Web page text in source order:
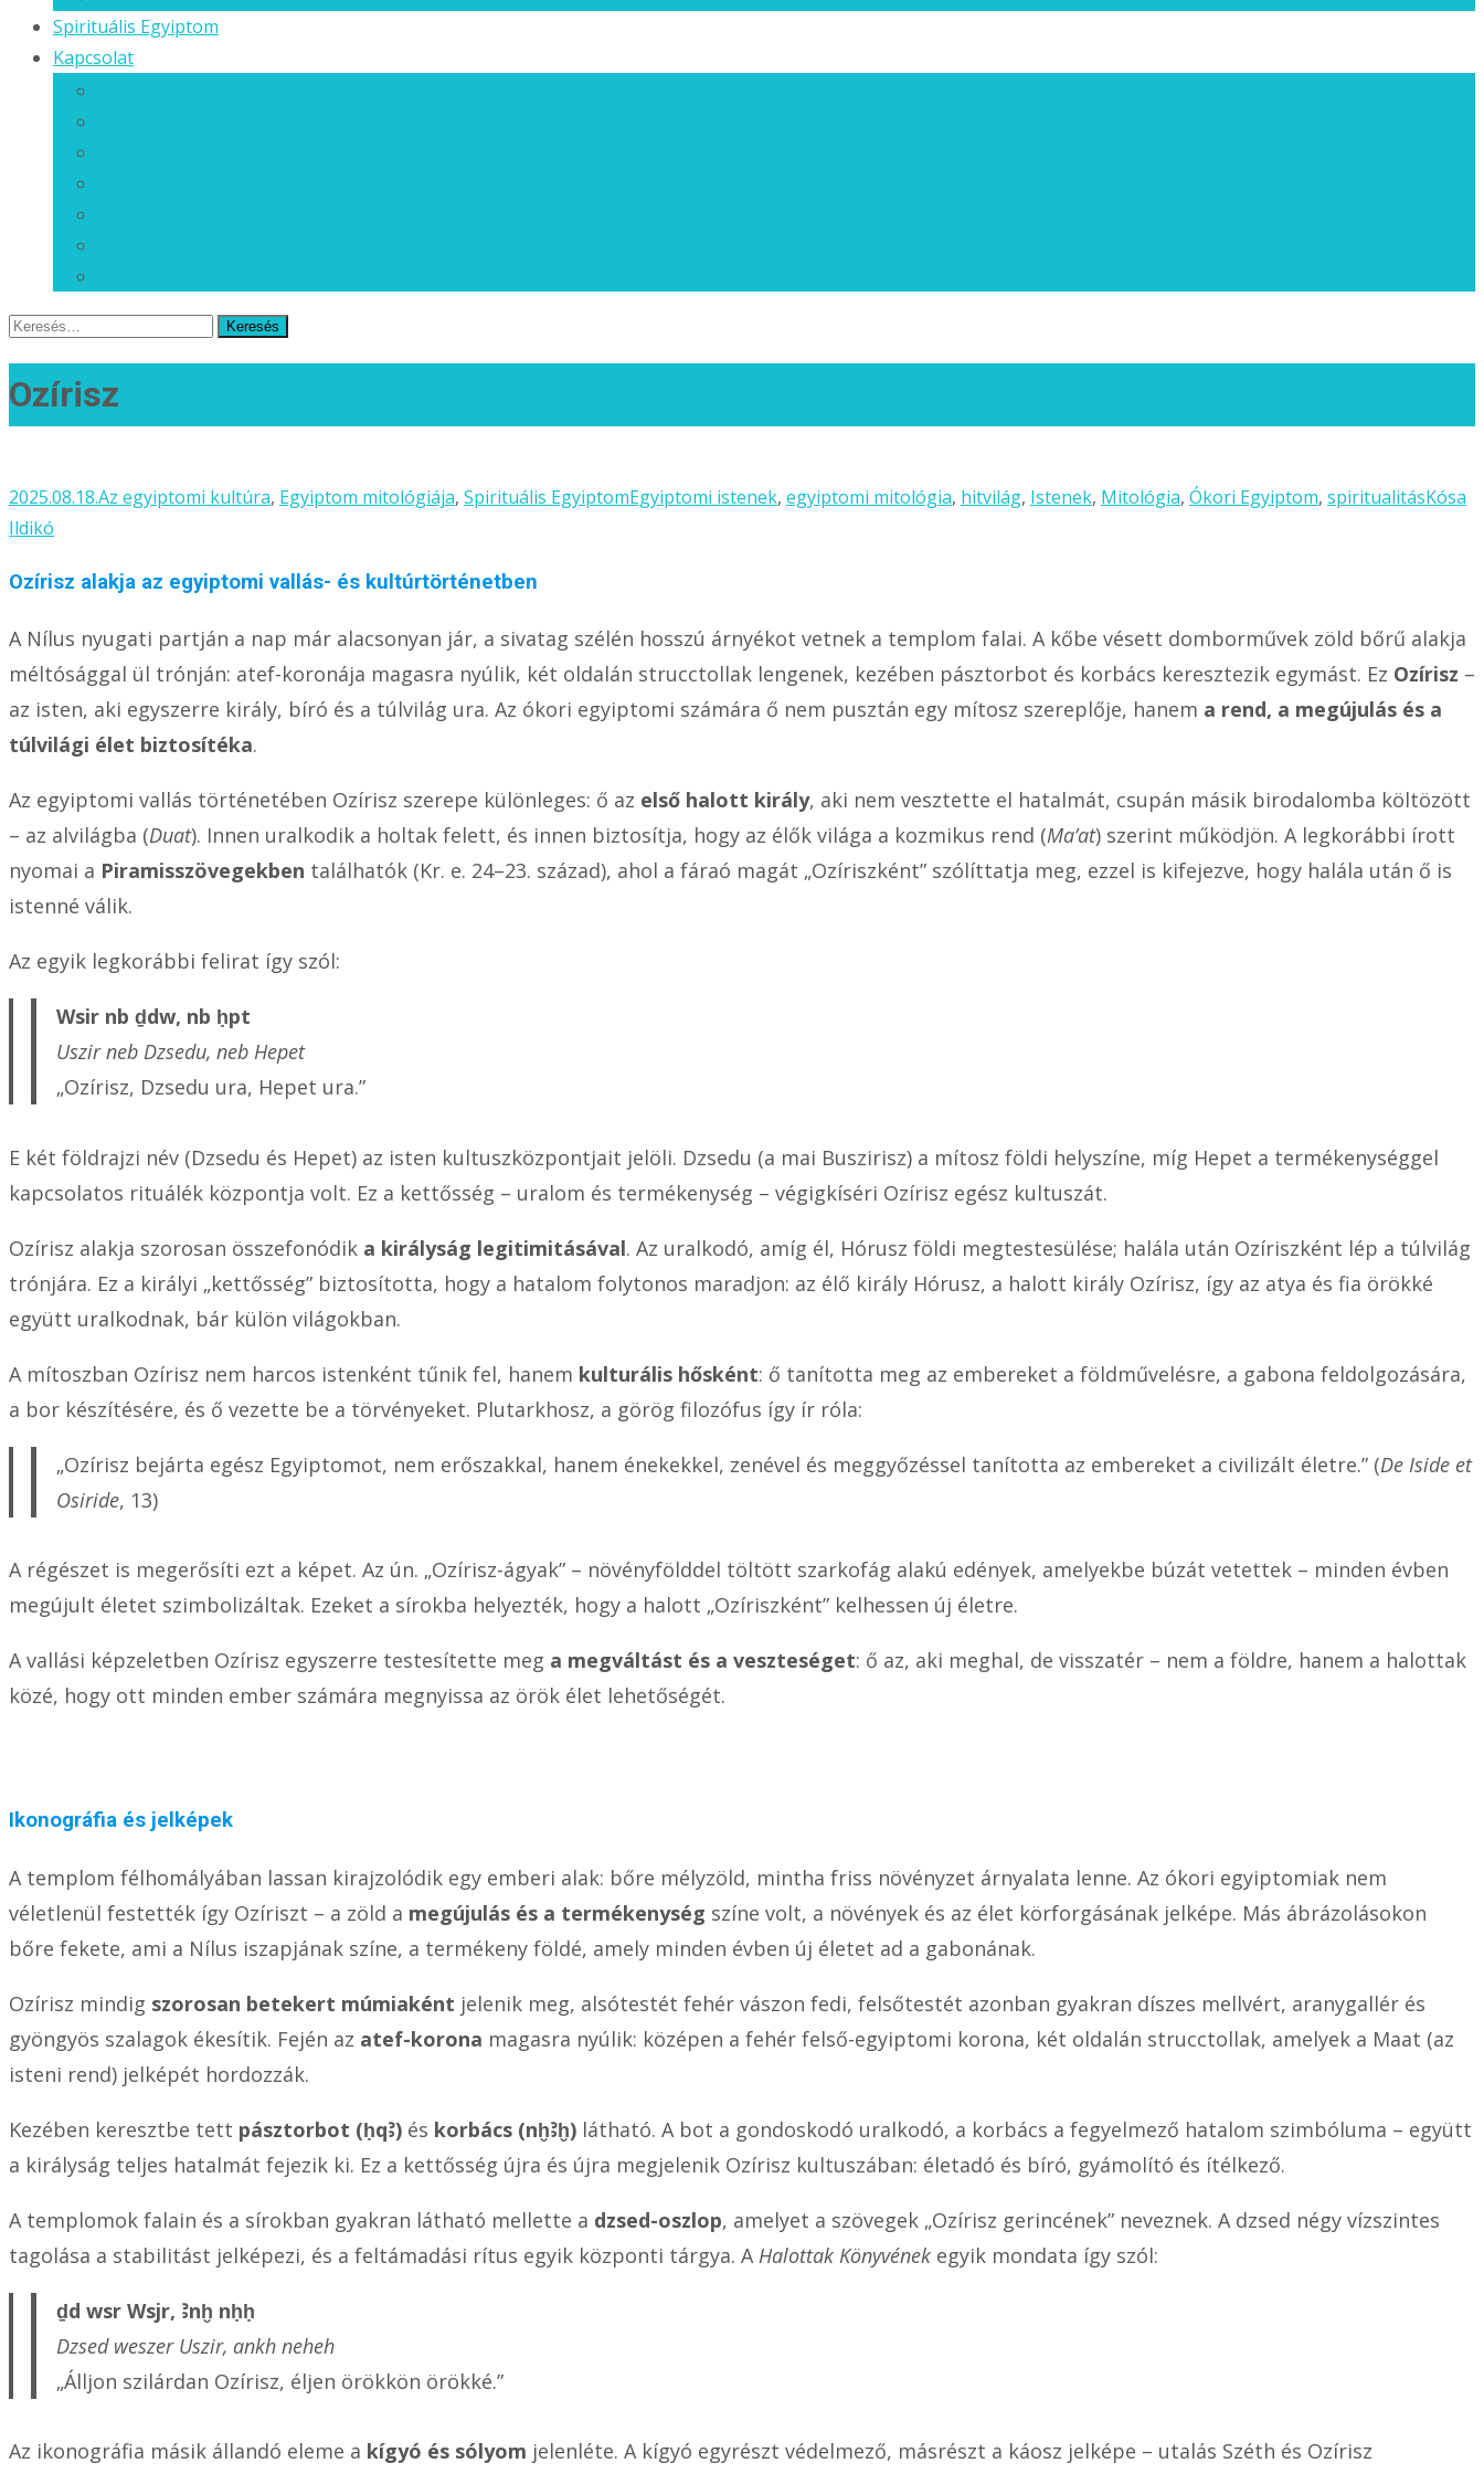
Spirituális Egyiptom
Kapcsolat
Keresés
Ozírisz
2025.08.18.Az egyiptomi kultúra, Egyiptom mitológiája, Spirituális EgyiptomEgyiptomi istenek, egyiptomi mitológia, hitvilág, Istenek, Mitológia, Ókori Egyiptom, spiritualitásKósa
Ildikó
Ozírisz alakja az egyiptomi vallás- és kultúrtörténetben
A Nílus nyugati partján a nap már alacsonyan jár, a sivatag szélén hosszú árnyékot vetnek a templom falai. A kőbe vésett domborművek zöld bőrű alakja
méltósággal ül trónján: atef-koronája magasra nyúlik, két oldalán strucctollak lengenek, kezében pásztorbot és korbács keresztezik egymást. Ez Ozírisz –
az isten, aki egyszerre király, bíró és a túlvilág ura. Az ókori egyiptomi számára ő nem pusztán egy mítosz szereplője, hanem a rend, a megújulás és a
túlvilági élet biztosítéka.
Az egyiptomi vallás történetében Ozírisz szerepe különleges: ő az első halott király, aki nem vesztette el hatalmát, csupán másik birodalomba költözött
– az alvilágba (Duat). Innen uralkodik a holtak felett, és innen biztosítja, hogy az élők világa a kozmikus rend (Ma’at) szerint működjön. A legkorábbi írott
nyomai a Piramisszövegekben találhatók (Kr. e. 24–23. század), ahol a fáraó magát „Ozíriszként” szólíttatja meg, ezzel is kifejezve, hogy halála után ő is
istenné válik.
Az egyik legkorábbi felirat így szól:
Wsir nb ḏdw, nb ḥpt
Uszir neb Dzsedu, neb Hepet
„Ozírisz, Dzsedu ura, Hepet ura.”
E két földrajzi név (Dzsedu és Hepet) az isten kultuszközpontjait jelöli. Dzsedu (a mai Buszirisz) a mítosz földi helyszíne, míg Hepet a termékenységgel
kapcsolatos rituálék központja volt. Ez a kettősség – uralom és termékenység – végigkíséri Ozírisz egész kultuszát.
Ozírisz alakja szorosan összefonódik a királyság legitimitásával. Az uralkodó, amíg él, Hórusz földi megtestesülése; halála után Ozíriszként lép a túlvilág
trónjára. Ez a királyi „kettősség” biztosította, hogy a hatalom folytonos maradjon: az élő király Hórusz, a halott király Ozírisz, így az atya és fia örökké
együtt uralkodnak, bár külön világokban.
A mítoszban Ozírisz nem harcos istenként tűnik fel, hanem kulturális hősként: ő tanította meg az embereket a földművelésre, a gabona feldolgozására,
a bor készítésére, és ő vezette be a törvényeket. Plutarkhosz, a görög filozófus így ír róla:
„Ozírisz bejárta egész Egyiptomot, nem erőszakkal, hanem énekekkel, zenével és meggyőzéssel tanította az embereket a civilizált életre.” (De Iside et
Osiride, 13)
A régészet is megerősíti ezt a képet. Az ún. „Ozírisz-ágyak” – növényfölddel töltött szarkofág alakú edények, amelyekbe búzát vetettek – minden évben
megújult életet szimbolizáltak. Ezeket a sírokba helyezték, hogy a halott „Ozíriszként” kelhessen új életre.
A vallási képzeletben Ozírisz egyszerre testesítette meg a megváltást és a veszteséget: ő az, aki meghal, de visszatér – nem a földre, hanem a halottak
közé, hogy ott minden ember számára megnyissa az örök élet lehetőségét.
Ikonográfia és jelképek
A templom félhomályában lassan kirajzolódik egy emberi alak: bőre mélyzöld, mintha friss növényzet árnyalata lenne. Az ókori egyiptomiak nem
véletlenül festették így Ozíriszt – a zöld a megújulás és a termékenység színe volt, a növények és az élet körforgásának jelképe. Más ábrázolásokon
bőre fekete, ami a Nílus iszapjának színe, a termékeny földé, amely minden évben új életet ad a gabonának.
Ozírisz mindig szorosan betekert múmiaként jelenik meg, alsótestét fehér vászon fedi, felsőtestét azonban gyakran díszes mellvért, aranygallér és
gyöngyös szalagok ékesítik. Fején az atef-korona magasra nyúlik: középen a fehér felső-egyiptomi korona, két oldalán strucctollak, amelyek a Maat (az
isteni rend) jelképét hordozzák.
Kezében keresztbe tett pásztorbot (ḥqꜢ) és korbács (nḫꜢḫ) látható. A bot a gondoskodó uralkodó, a korbács a fegyelmező hatalom szimbóluma – együtt
a királyság teljes hatalmát fejezik ki. Ez a kettősség újra és újra megjelenik Ozírisz kultuszában: életadó és bíró, gyámolító és ítélkező.
A templomok falain és a sírokban gyakran látható mellette a dzsed-oszlop, amelyet a szövegek „Ozírisz gerincének” neveznek. A dzsed négy vízszintes
tagolása a stabilitást jelképezi, és a feltámadási rítus egyik központi tárgya. A Halottak Könyvének egyik mondata így szól:
ḏd wsr Wsjr, Ꜣnḫ nḥḥ
Dzsed weszer Uszir, ankh neheh
„Álljon szilárdan Ozírisz, éljen örökkön örökké.”
Az ikonográfia másik állandó eleme a kígyó és sólyom jelenléte. A kígyó egyrészt védelmező, másrészt a káosz jelképe – utalás Széth és Ozírisz